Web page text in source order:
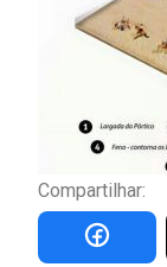
Compartilhar: